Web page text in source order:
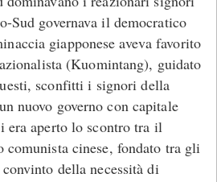
Sud governava il democratico
giapponese aveva favorito
(Kuomintang), guidato
sconfitti i signori della
nuovo governo con capitale
era aperto lo scontro tra il
cinese, fondato tra gli
della necessità di